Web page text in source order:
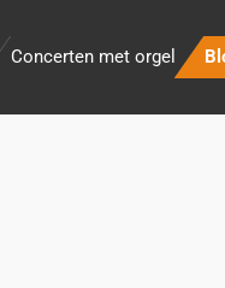
Concerten met orgel